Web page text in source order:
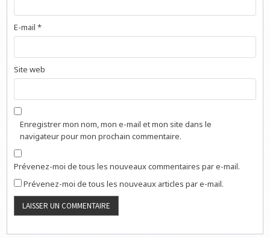
E-mail*
Site web
Enregistrer mon nom, mon e-mail et mon site dans le
navigateur pour mon prochain commentaire.
Prévenez-moi de tous les nouveaux commentaires par e-mail.
Prévenez-moi de tous les nouveaux articles par e-mail.